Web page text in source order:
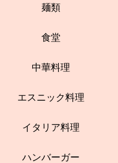
麺類
食堂
中華料理
エスニック料理
イタリア料理
ハンバーガー